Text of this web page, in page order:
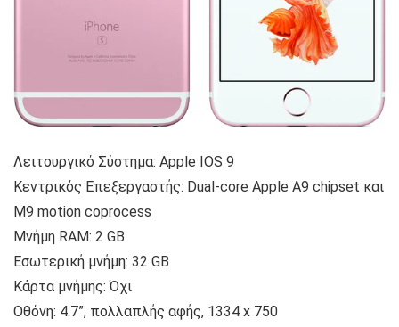
Λειτουργικό Σύστημα: Apple IOS 9
Κεντρικός Επεξεργαστής: Dual-core Apple A9 chipset και
Μ9 motion coprocess
Μνήμη RAM: 2 GB
Εσωτερική μνήμη: 32 GB
Κάρτα μνήμης: Όχι
Οθόνη: 4.7”, πολλαπλής αφής, 1334 x 750